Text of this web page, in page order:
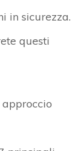
in sicurezza.
questi